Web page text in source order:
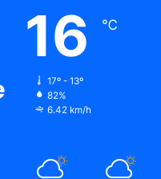
16 ℃
17º - 13º
82%
6.42 km/h